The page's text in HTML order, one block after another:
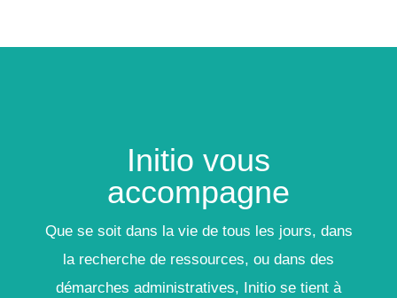
Initio vous
accompagne
Que se soit dans la vie de tous les jours, dans
la recherche de ressources, ou dans des
démarches administratives, Initio se tient à